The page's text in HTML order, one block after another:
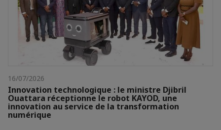
16/07/2026
Innovation technologique : le ministre Djibril
Ouattara réceptionne le robot KAYOD, une
innovation au service de la transformation
numérique